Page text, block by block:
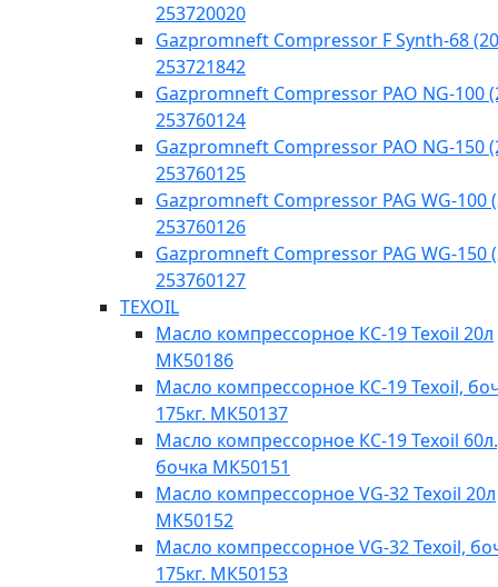
253720020
Gazpromneft Compressor F Synth-68
253721842
Gazpromneft Compressor PAO NG-100
253760124
Gazpromneft Compressor PAO NG-150
253760125
Gazpromneft Compressor PAG WG-100
253760126
Gazpromneft Compressor PAG WG-150
253760127
TEXOIL
Масло компрессорное КС-19 Texoil 20л
МК50186
Масло компрессорное КС-19 Texoil,
175кг. МК50137
Масло компрессорное КС-19 Texoil
бочка МК50151
Масло компрессорное VG-32 Texoil 20л
МК50152
Масло компрессорное VG-32 Texoil,
175кг. МК50153